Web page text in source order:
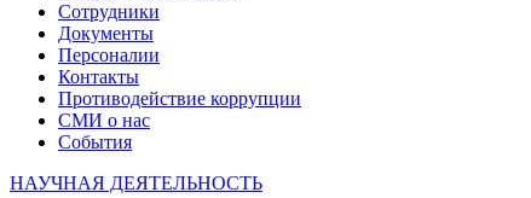
Сотрудники
Документы
Персоналии
Контакты
Противодействие коррупции
СМИ о нас
События
НАУЧНАЯ ДЕЯТЕЛЬНОСТЬ